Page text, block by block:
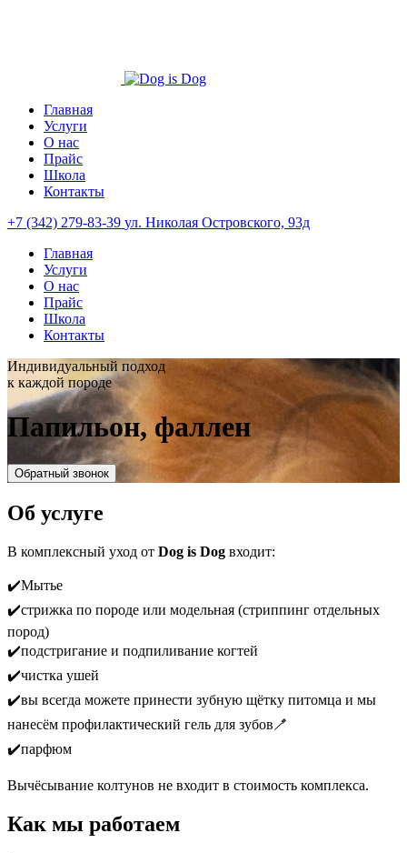
Главная
Услуги
О нас
Прайс
Школа
Контакты
+7 (342) 279-83-39 ул. Николая Островского, 93д
Главная
Услуги
О нас
Прайс
Школа
Контакты
Индивидуальный подход
к каждой породе
Папильон, фаллен
Обратный звонок
Об услуге
В комплексный уход от Dog is Dog входит:
✔️Мытье
✔️стрижка по породе или модельная (стриппинг отдельных
пород)
✔️подстригание и подпиливание когтей
✔️чистка ушей
✔️вы всегда можете принести зубную щётку питомца и мы
нанесём профилактический гель для зубов🪥
✔️парфюм
Вычёсывание колтунов не входит в стоимость комплекса.
Как мы работаем